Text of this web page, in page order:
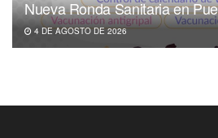
Nueva Ronda Sanitaria en
4 DE AGOSTO DE 2026